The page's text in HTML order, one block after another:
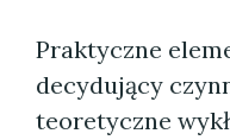
Praktyczne
decydujący
teoretyczne